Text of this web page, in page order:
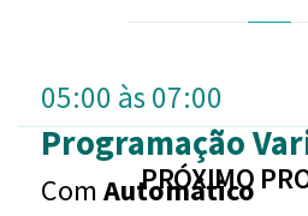
05:00 às 07:00
Programação
Com Automático
PRÓXIMO